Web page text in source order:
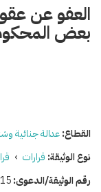
العفو عن
بعض
القطاع:عدالة جنائية
نوع الوثيقة: قرارات ›
رقم الوثيقة/الدعوى: